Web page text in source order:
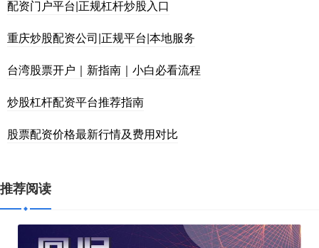
配资门户平台|正规杠杆炒股入口
重庆炒股配资公司|正规平台|本地服务
台湾股票开户｜新指南｜小白必看流程
炒股杠杆配资平台推荐指南
股票配资价格最新行情及费用对比
推荐阅读